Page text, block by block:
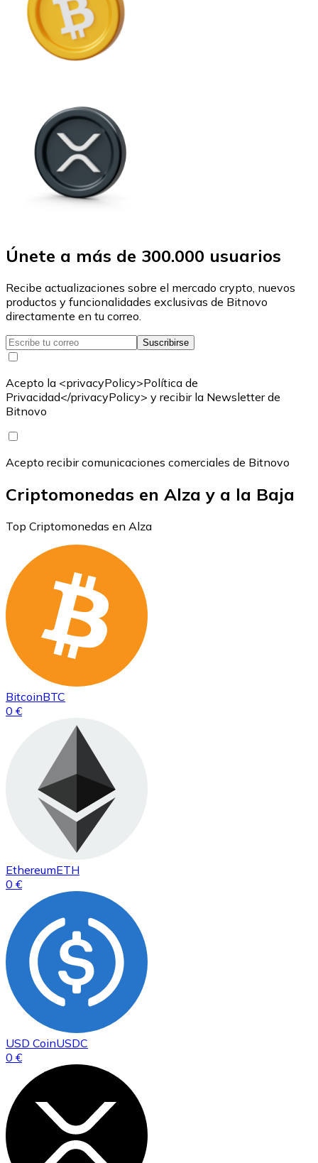
Únete a más de 300.000 usuarios
Recibe actualizaciones sobre el mercado crypto, nuevos
productos y funcionalidades exclusivas de Bitnovo
directamente en tu correo.
Suscribirse
Acepto la <privacyPolicy>Política de
Privacidad</privacyPolicy> y recibir la Newsletter de
Bitnovo
Acepto recibir comunicaciones comerciales de Bitnovo
Criptomonedas en Alza y a la Baja
Top Criptomonedas en Alza
BitcoinBTC
0 €
EthereumETH
0 €
USD CoinUSDC
0 €